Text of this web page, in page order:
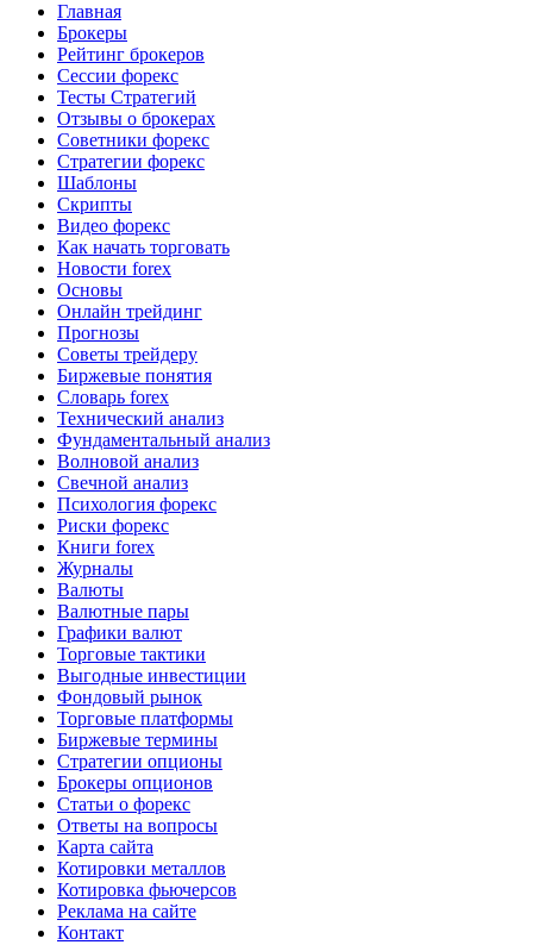
Главная
Брокеры
Рейтинг брокеров
Сессии форекс
Тесты Стратегий
Отзывы о брокерах
Советники форекс
Стратегии форекс
Шаблоны
Скрипты
Видео форекс
Как начать торговать
Новости forex
Основы
Онлайн трейдинг
Прогнозы
Советы трейдеру
Биржевые понятия
Словарь forex
Технический анализ
Фундаментальный анализ
Волновой анализ
Свечной анализ
Психология форекс
Риски форекс
Книги forex
Журналы
Валюты
Валютные пары
Графики валют
Торговые тактики
Выгодные инвестиции
Фондовый рынок
Торговые платформы
Биржевые термины
Стратегии опционы
Брокеры опционов
Статьи о форекс
Ответы на вопросы
Карта сайта
Котировки металлов
Котировка фьючерсов
Реклама на сайте
Контакт